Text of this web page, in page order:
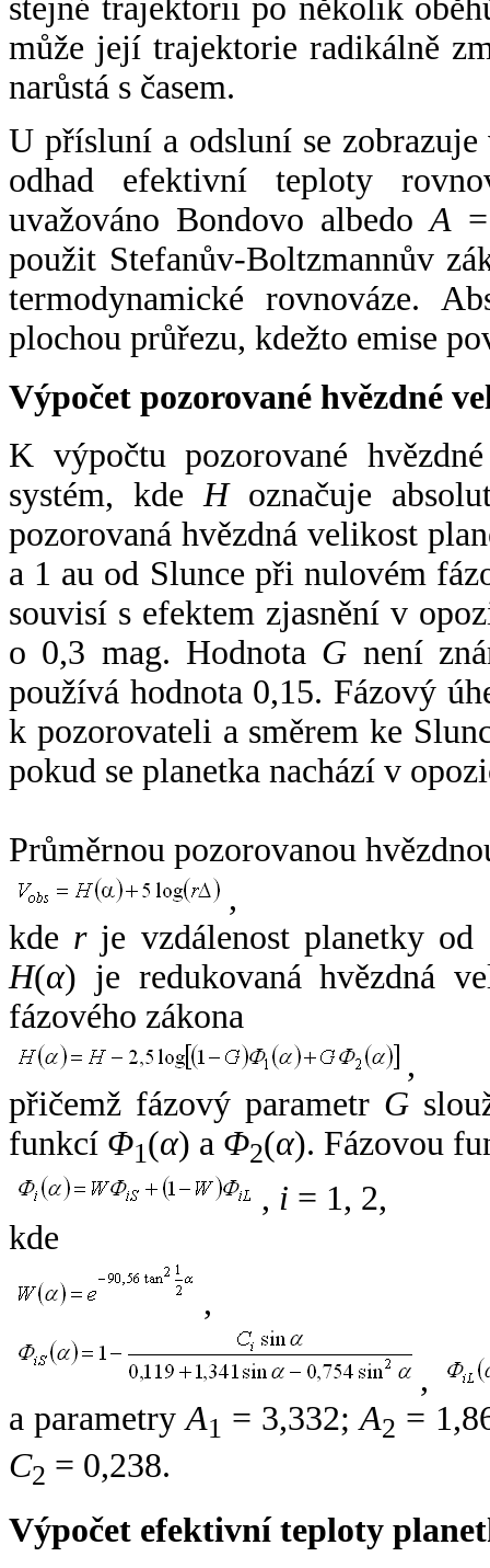
stejné trajektorii po několik
může její trajektorie radikálně
narůstá s časem.
U přísluní a odsluní se
odhad efektivní teploty
uvažováno Bondovo albedoA
použit Stefanův-Boltzmannův
termodynamické rovnováze.
plochou průřezu, kdežto emise
Výpočet pozorované hvězdné
K výpočtu pozorované
systém, kde Hoznačuje
pozorovaná hvězdná velikost
a 1 au od Slunce při nulovém
souvisí s efektem zjasnění v
o 0,3 mag. Hodnota G není
používá hodnota 0,15. Fázový
k pozorovateli a směrem ke
pokud se planetka nachází v
Průměrnou pozorovanou
,
kde rje vzdálenost planetky od
H(α) je redukovaná hvězdná
fázového zákona
,
přičemž fázový parametr G
funkcí Φ1(α) a Φ2(α). Fázovou
, i = 1, 2,
kde
,
,
a parametryA1 = 3,332;A2 =
C2 = 0,238.
Výpočet efektivní teploty